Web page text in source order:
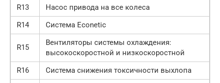
R13
Насос привода на все колеса
R14
Система Econetic
R15
Вентиляторы системы охлаждения:
высокоскоростной и низко­скоростной
R16
Система снижения токсичности выхлопа